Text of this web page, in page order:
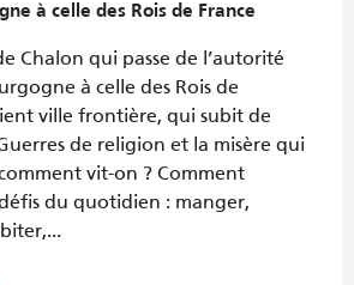
à celle des Rois de France
Chalon qui passe de l’autorité
à celle des Rois de
ville frontière, qui subit de
de religion et la misère qui
vit-on ? Comment
du quotidien : manger,